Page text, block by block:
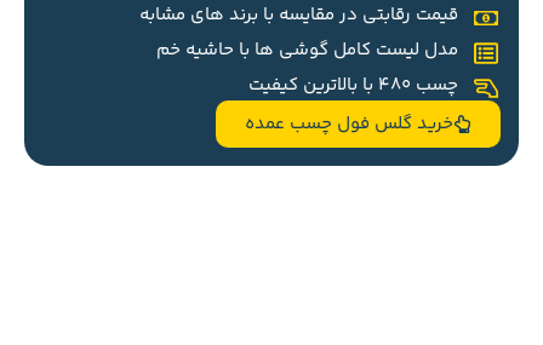
قیمت رقابتی در مقایسه با برند های مشابه
مدل لیست کامل گوشی ها با حاشیه خم
چسب 480 با بالاترین کیفیت
خرید گلس فول چسب عمده